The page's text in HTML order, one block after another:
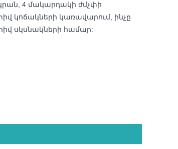
4 մակարդակի ժմչփի
կոճակների կառավարում, ինչը
սկսնակների համար: